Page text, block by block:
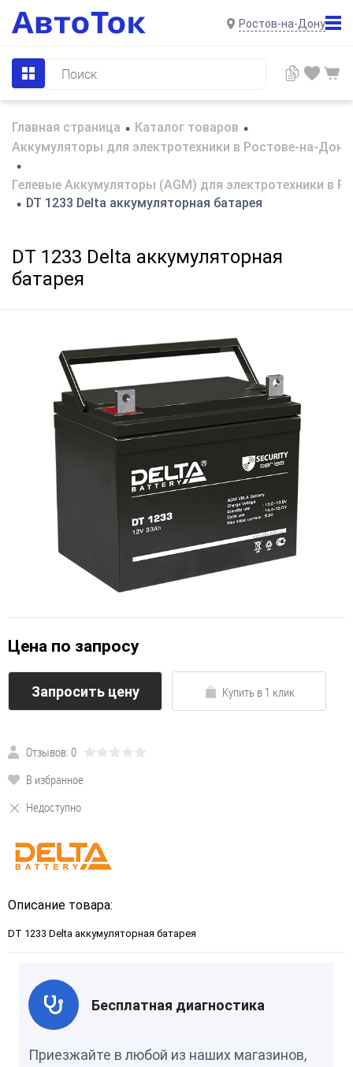
Ростов-на-Дону
Главная страница • Каталог товаров •
Аккумуляторы для электротехники в Ростове-на-Дону
•
Гелевые Аккумуляторы (AGM) для электротехники в
• DT 1233 Delta аккумуляторная батарея
DT 1233 Delta аккумуляторная
батарея
Цена по запросу
Запросить цену Купить в 1 клик
Отзывов: 0
В избранное
Недоступно
Описание товара:
DT 1233 Delta аккумуляторная батарея
Бесплатная диагностика
Приезжайте в любой из наших магазинов,